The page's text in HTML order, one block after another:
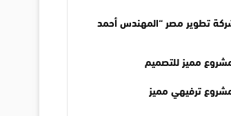
تطوير مصر “المهندس أحمد